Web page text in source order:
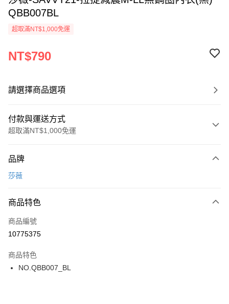
QBB007BL
超取滿NT$1,000免運
NT$790
請選擇商品選項
付款與運送方式
超取滿NT$1,000免運
信用卡一次付款
LINE Pay
街口支付
運送方式
品牌
莎薇
商品特色
商品編號
10775375
商品特色
NO.QBB007_BL